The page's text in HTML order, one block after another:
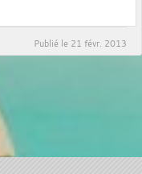
Publié le 21 févr. 2013